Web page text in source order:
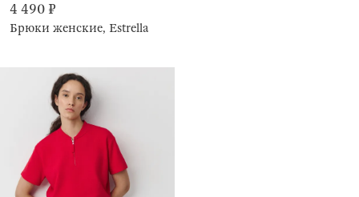
4 490 ₽
Брюки женские, Estrella